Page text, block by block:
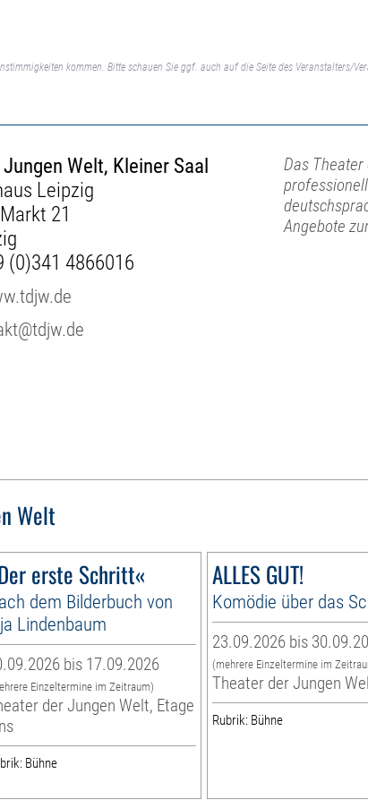
kommen. Bitte schauen Sie ggf. auch auf die Seite des Veranstalters/
Welt, Kleiner Saal
Leipzig
21
(0)341 4866016
Das
Angebote
Welt
erste Schritt«
dem Bilderbuch von
Lindenbaum
bis 17.09.2026
Einzeltermine im Zeitraum)
der Jungen Welt, Etage
Bühne
ALLES GUT!
Komödie über das
23.09.2026 bis
(mehrere Einzeltermine im
Theater der Jungen
Rubrik: Bühne